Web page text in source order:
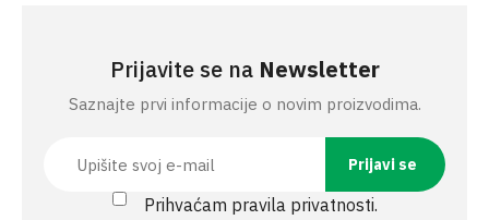
Prijavite se na Newsletter
Saznajte prvi informacije o novim proizvodima.
Prihvaćam pravila privatnosti.